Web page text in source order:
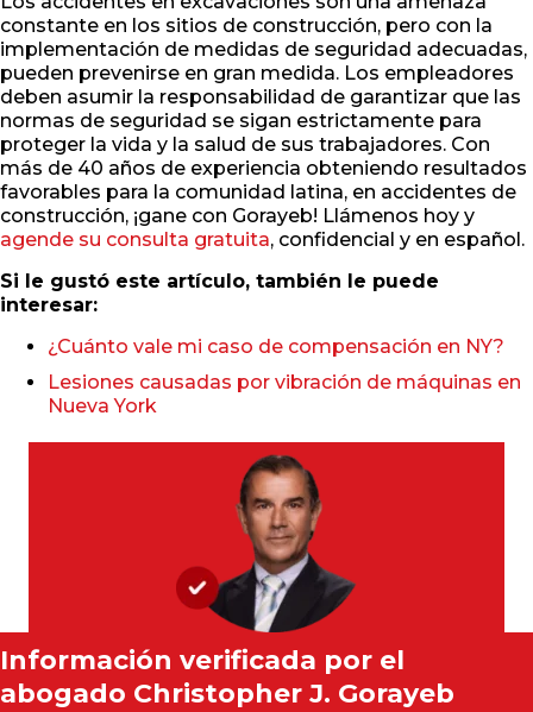
constante en los sitios de construcción, pero con la
implementación de medidas de seguridad adecuadas,
pueden prevenirse en gran medida. Los empleadores
deben asumir la responsabilidad de garantizar que las
normas de seguridad se sigan estrictamente para
proteger la vida y la salud de sus trabajadores. Con
más de 40 años de experiencia obteniendo resultados
favorables para la comunidad latina, en accidentes de
construcción, ¡gane con Gorayeb! Llámenos hoy y
agende su consulta gratuita, confidencial y en español.
Si le gustó este artículo, también le puede
interesar:
¿Cuánto vale mi caso de compensación en NY?
Lesiones causadas por vibración de máquinas en
Nueva York
Información verificada por el
abogado Christopher J. Gorayeb